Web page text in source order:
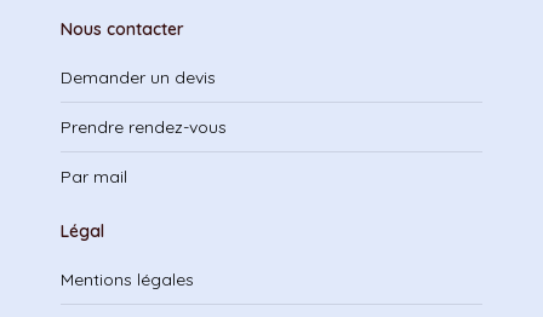
Nous contacter
Demander un devis
Prendre rendez-vous
Par mail
Légal
Mentions légales